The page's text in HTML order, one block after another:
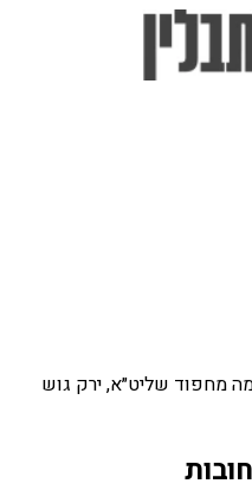
מחפוד שליט״א, ירק גוש